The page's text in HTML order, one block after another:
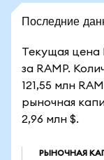
Последние
Текущая цена
за RAMP.
121,55 млн
рыночная
2,96 млн $.
РЫНОЧНАЯ